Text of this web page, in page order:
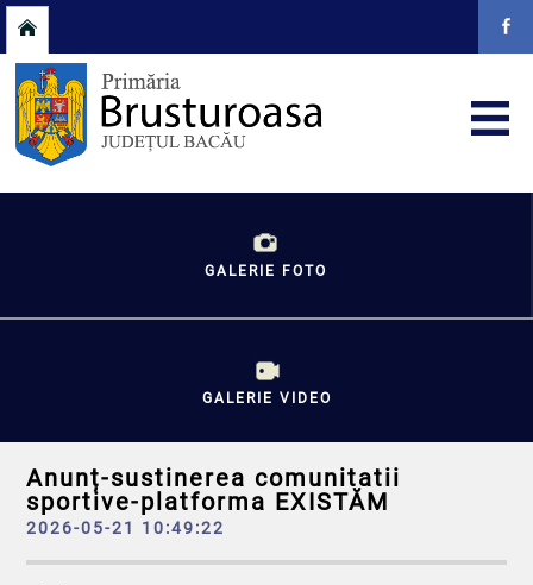
GALERIE FOTO
GALERIE VIDEO
Anunț-sustinerea comunitatii
sportive-platforma EXISTĂM
2026-05-21 10:49:22